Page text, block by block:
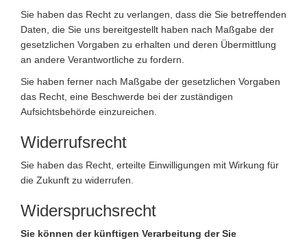
Sie haben das Recht zu verlangen, dass die Sie betreffenden
Daten, die Sie uns bereitgestellt haben nach Maßgabe der
gesetzlichen Vorgaben zu erhalten und deren Übermittlung
an andere Verantwortliche zu fordern.
Sie haben ferner nach Maßgabe der gesetzlichen Vorgaben
das Recht, eine Beschwerde bei der zuständigen
Aufsichtsbehörde einzureichen.
Widerrufsrecht
Sie haben das Recht, erteilte Einwilligungen mit Wirkung für
die Zukunft zu widerrufen.
Widerspruchsrecht
Sie können der künftigen Verarbeitung der Sie